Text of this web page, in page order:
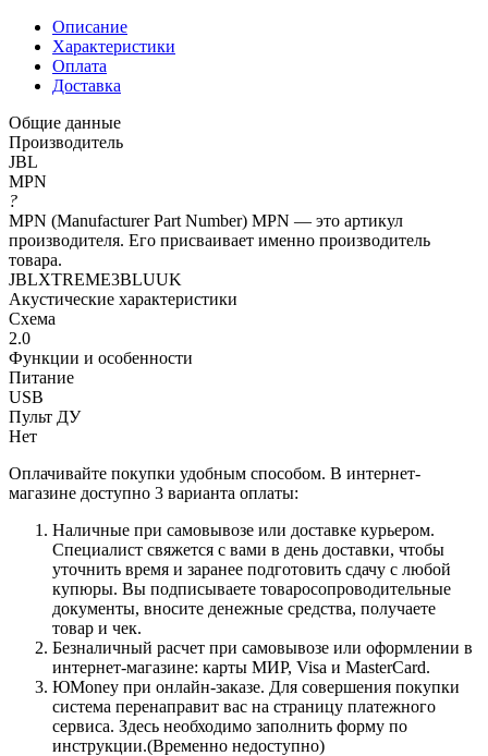
Описание
Характеристики
Оплата
Доставка
Общие данные
Производитель
JBL
MPN
?
MPN (Manufacturer Part Number) MPN — это артикул
производителя. Его присваивает именно производитель
товара.
JBLXTREME3BLUUK
Акустические характеристики
Схема
2.0
Функции и особенности
Питание
USB
Пульт ДУ
Нет
Оплачивайте покупки удобным способом. В интернет-
магазине доступно 3 варианта оплаты:
Наличные при самовывозе или доставке курьером.
Специалист свяжется с вами в день доставки, чтобы
уточнить время и заранее подготовить сдачу с любой
купюры. Вы подписываете товаросопроводительные
документы, вносите денежные средства, получаете
товар и чек.
Безналичный расчет при самовывозе или оформлении в
интернет-магазине: карты МИР, Visa и MasterCard.
ЮMoney при онлайн-заказе. Для совершения покупки
система перенаправит вас на страницу платежного
сервиса. Здесь необходимо заполнить форму по
инструкции.(Временно недоступно)